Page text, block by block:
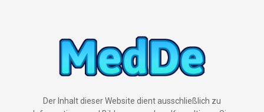
Der Inhalt dieser Website dient ausschließlich zu